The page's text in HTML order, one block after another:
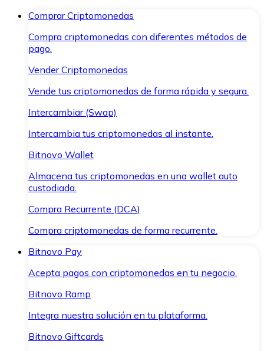
Comprar Criptomonedas
Compra criptomonedas con diferentes métodos de
pago.
Vender Criptomonedas
Vende tus criptomonedas de forma rápida y segura.
Intercambiar (Swap)
Intercambia tus criptomonedas al instante.
Bitnovo Wallet
Almacena tus criptomonedas en una wallet auto
custodiada.
Compra Recurrente (DCA)
Compra criptomonedas de forma recurrente.
Bitnovo Pay
Acepta pagos con criptomonedas en tu negocio.
Bitnovo Ramp
Integra nuestra solución en tu plataforma.
Bitnovo Giftcards